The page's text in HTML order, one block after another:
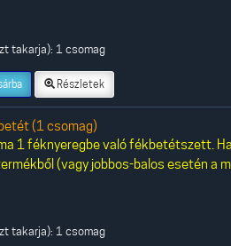
takarja): 1 csomag
Részletek
(1 csomag)
1 féknyeregbe való fékbetétszett.
(vagy jobbos-balos esetén a
takarja): 1 csomag